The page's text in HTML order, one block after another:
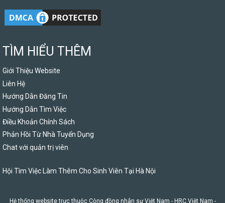
TÌM HIỂU THÊM
Giới Thiệu Website
Liên Hệ
Hướng Dẫn Đăng Tin
Hướng Dẫn Tìm Việc
Điều Khoản Chính Sách
Phản Hồi Từ Nhà Tuyển Dụng
Chat với quản trị viên
Hội Tìm Việc Làm Thêm Cho Sinh Viên Tại Hà Nội
Hệ thống website trực thuộc Cộng đồng nhân sự Việt Nam - HRC Việt Nam -